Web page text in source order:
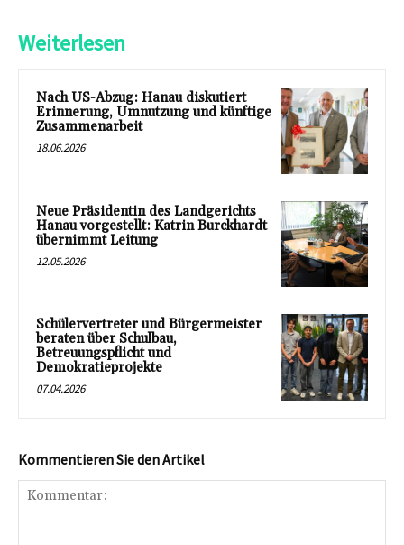
Weiterlesen
Nach US-Abzug: Hanau diskutiert
Erinnerung, Umnutzung und künftige
Zusammenarbeit
18.06.2026
Neue Präsidentin des Landgerichts
Hanau vorgestellt: Katrin Burckhardt
übernimmt Leitung
12.05.2026
Schülervertreter und Bürgermeister
beraten über Schulbau,
Betreuungspflicht und
Demokratieprojekte
07.04.2026
Kommentieren Sie den Artikel